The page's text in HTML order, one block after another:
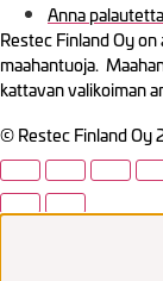
Anna palautetta
Restec Finland Oy
maahantuoja.
kattavan valikoiman
© Restec Finland Oy